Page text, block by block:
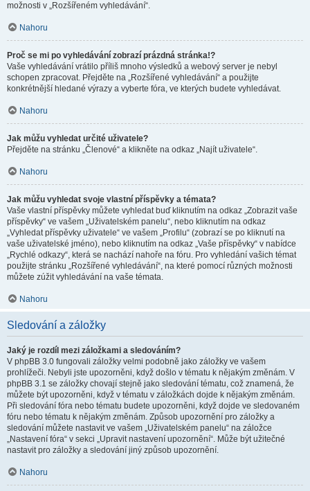
možnosti v „Rozšířeném vyhledávání“.
Nahoru
Proč se mi po vyhledávání zobrazí prázdná stránka!?
Vaše vyhledávání vrátilo příliš mnoho výsledků a webový server je nebyl
schopen zpracovat. Přejděte na „Rozšířené vyhledávání“ a použijte
konkrétnější hledané výrazy a vyberte fóra, ve kterých budete vyhledávat.
Nahoru
Jak můžu vyhledat určité uživatele?
Přejděte na stránku „Členové“ a klikněte na odkaz „Najít uživatele“.
Nahoru
Jak můžu vyhledat svoje vlastní příspěvky a témata?
Vaše vlastní příspěvky můžete vyhledat buď kliknutím na odkaz „Zobrazit vaše
příspěvky“ ve vašem „Uživatelském panelu“, nebo kliknutím na odkaz
„Vyhledat příspěvky uživatele“ ve vašem „Profilu“ (zobrazí se po kliknutí na
vaše uživatelské jméno), nebo kliknutím na odkaz „Vaše příspěvky“ v nabídce
„Rychlé odkazy“, která se nachází nahoře na fóru. Pro vyhledání vašich témat
použijte stránku „Rozšířené vyhledávání“, na které pomocí různých možnosti
můžete zúžit vyhledávání na vaše témata.
Nahoru
Sledování a záložky
Jaký je rozdíl mezi záložkami a sledováním?
V phpBB 3.0 fungovali záložky velmi podobně jako záložky ve vašem
prohlížeči. Nebyli jste upozorněni, když došlo v tématu k nějakým změnám. V
phpBB 3.1 se záložky chovají stejně jako sledování tématu, což znamená, že
můžete být upozorněni, když v tématu v záložkách dojde k nějakým změnám.
Při sledování fóra nebo tématu budete upozorněni, když dojde ve sledovaném
fóru nebo tématu k nějakým změnám. Způsob upozornění pro záložky a
sledování můžete nastavit ve vašem „Uživatelském panelu“ na záložce
„Nastavení fóra“ v sekci „Upravit nastavení upozornění“. Může být užitečné
nastavit pro záložky a sledování jiný způsob upozornění.
Nahoru